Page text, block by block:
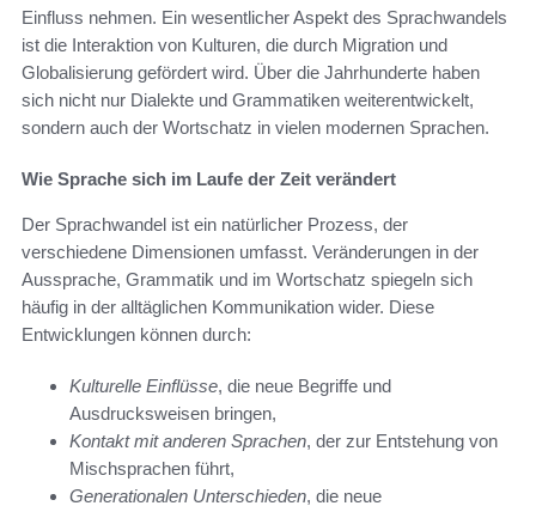
Einfluss nehmen. Ein wesentlicher Aspekt des Sprachwandels
ist die Interaktion von Kulturen, die durch Migration und
Globalisierung gefördert wird. Über die Jahrhunderte haben
sich nicht nur Dialekte und Grammatiken weiterentwickelt,
sondern auch der Wortschatz in vielen modernen Sprachen.
Wie Sprache sich im Laufe der Zeit verändert
Der Sprachwandel ist ein natürlicher Prozess, der
verschiedene Dimensionen umfasst. Veränderungen in der
Aussprache, Grammatik und im Wortschatz spiegeln sich
häufig in der alltäglichen Kommunikation wider. Diese
Entwicklungen können durch:
Kulturelle Einflüsse, die neue Begriffe und
Ausdrucksweisen bringen,
Kontakt mit anderen Sprachen, der zur Entstehung von
Mischsprachen führt,
Generationalen Unterschieden, die neue